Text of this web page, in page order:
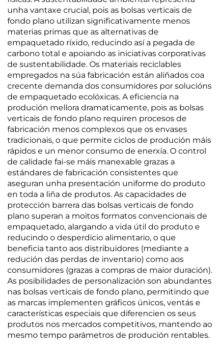
unha vantaxe crucial, pois as bolsas verticais de
fondo plano utilizan significativamente menos
materias primas que as alternativas de
empaquetado ríxido, reducindo así a pegada de
carbono total e apoiando as iniciativas corporativas
de sustentabilidade. Os materiais reciclables
empregados na súa fabricación están aliñados coa
crecente demanda dos consumidores por solucións
de empaquetado ecolóxicas. A eficiencia na
produción mellora dramaticamente, pois as bolsas
verticais de fondo plano requiren procesos de
fabricación menos complexos que os envases
tradicionais, o que permite ciclos de produción máis
rápidos e un menor consumo de enerxía. O control
de calidade fai-se máis manexable grazas a
estándares de fabricación consistentes que
aseguran unha presentación uniforme do produto
en toda a liña de produtos. As capacidades de
protección barrera das bolsas verticais de fondo
plano superan a moitos formatos convencionais de
empaquetado, alargando a vida útil do produto e
reducindo o desperdicio alimentario, o que
beneficia tanto aos distribuidores (mediante a
redución das perdas de inventario) como aos
consumidores (grazas a compras de maior duración).
As posibilidades de personalización son abundantes
nas bolsas verticais de fondo plano, permitindo que
as marcas implementen gráficos únicos, ventás e
características especiais que diferencien os seus
produtos nos mercados competitivos, mantendo ao
mesmo tempo parámetros de produción rentables.